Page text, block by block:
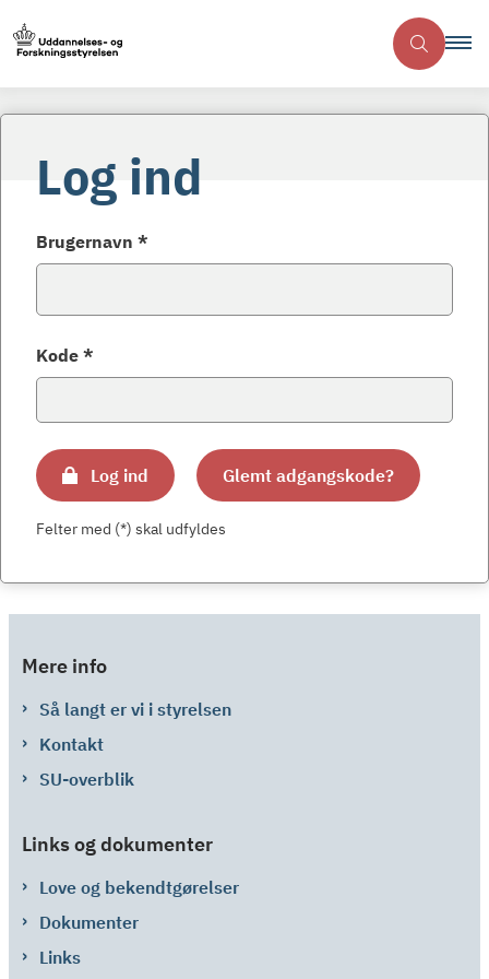
Log ind
Brugernavn *
Kode *
Log ind Glemt adgangskode?
Felter med (*) skal udfyldes
Mere info
Så langt er vi i styrelsen
Kontakt
SU-overblik
Links og dokumenter
Love og bekendtgørelser
Dokumenter
Links